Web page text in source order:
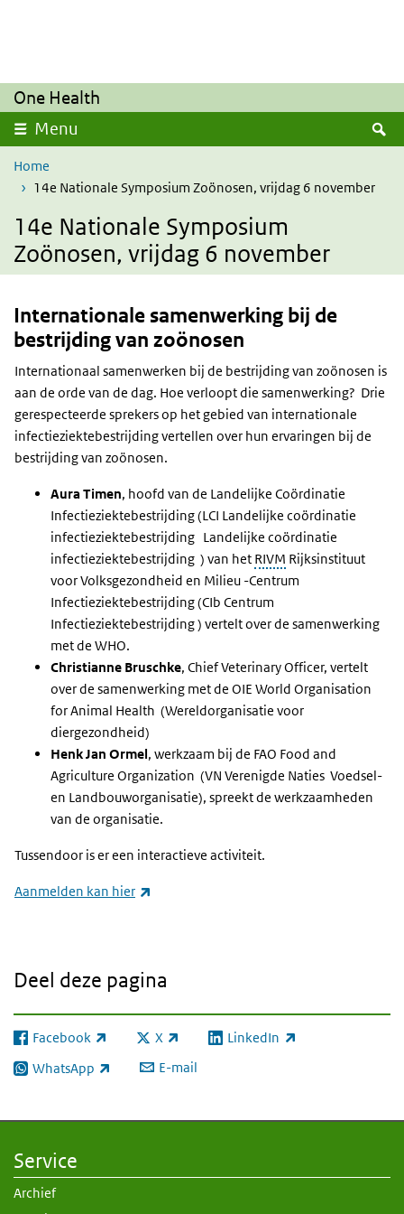
One Health
Menu
Home
14e Nationale Symposium Zoönosen, vrijdag 6 november
14e Nationale Symposium
Zoönosen, vrijdag 6 november
Internationale samenwerking bij de
bestrijding van zoönosen
Internationaal samenwerken bij de bestrijding van zoönosen is
aan de orde van de dag. Hoe verloopt die samenwerking? Drie
gerespecteerde sprekers op het gebied van internationale
infectieziektebestrijding vertellen over hun ervaringen bij de
bestrijding van zoönosen.
Aura Timen, hoofd van de Landelijke Coördinatie
Infectieziektebestrijding (LCI Landelijke coördinatie
infectieziektebestrijding Landelijke coördinatie
infectieziektebestrijding ) van het RIVM Rijksinstituut
voor Volksgezondheid en Milieu -Centrum
Infectieziektebestrijding (CIb Centrum
Infectieziektebestrijding ) vertelt over de samenwerking
met de WHO.
Christianne Bruschke, Chief Veterinary Officer, vertelt
over de samenwerking met de OIE World Organisation
for Animal Health (Wereldorganisatie voor
diergezondheid)
Henk Jan Ormel, werkzaam bij de FAO Food and
Agriculture Organization (VN Verenigde Naties Voedsel-
en Landbouworganisatie), spreekt de werkzaamheden
van de organisatie.
Tussendoor is er een interactieve activiteit.
Aanmelden kan hier
Deel deze pagina
Facebook
(externe link) X
(externe link) LinkedIn
(externe link)
WhatsApp
(externe link) E-mail
Service
Archief